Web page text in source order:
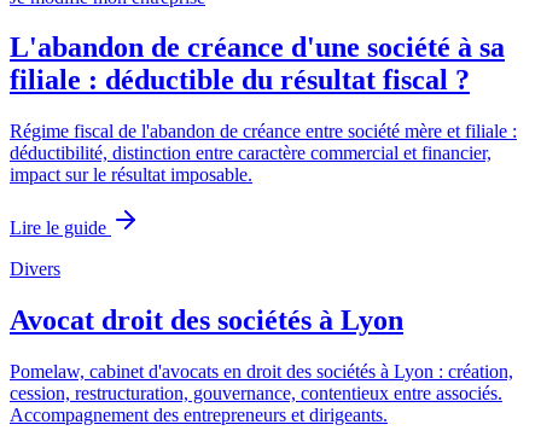
L'abandon de créance d'une société à sa
filiale : déductible du résultat fiscal ?
Régime fiscal de l'abandon de créance entre société mère et filiale :
déductibilité, distinction entre caractère commercial et financier,
impact sur le résultat imposable.
Lire le guide
Divers
Avocat droit des sociétés à Lyon
Pomelaw, cabinet d'avocats en droit des sociétés à Lyon : création,
cession, restructuration, gouvernance, contentieux entre associés.
Accompagnement des entrepreneurs et dirigeants.